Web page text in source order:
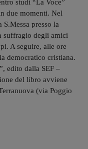
studi “La Voce”
due momenti. Nel
presso la
suffragio degli amici
A seguire, alle ore
democratico cristiana.
edito dalla SEF –
del libro avviene
(via Poggio